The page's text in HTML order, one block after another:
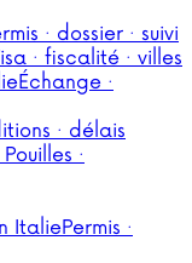
· dossier · suivi
· fiscalité · villes
Échange ·
· délais
·
ItaliePermis ·